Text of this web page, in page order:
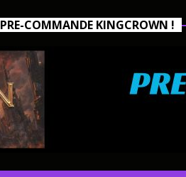
PRE-COMMANDE KINGCROWN !